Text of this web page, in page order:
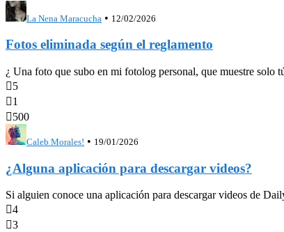
La Nena Maracucha • 12/02/2026
Fotos eliminada según el reglamento
¿ Una foto que subo en mi fotolog personal, que muestre
5
1
500
Caleb Morales! • 19/01/2026
¿Alguna aplicación para descargar videos?
Si alguien conoce una aplicación para descargar videos de
4
3